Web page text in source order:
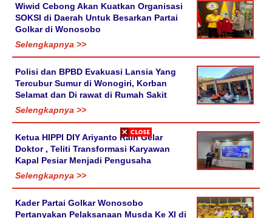
Wiwid Cebong Akan Kuatkan Organisasi
SOKSI di Daerah Untuk Besarkan Partai
Golkar di Wonosobo
Selengkapnya >>
Polisi dan BPBD Evakuasi Lansia Yang
Tercubur Sumur di Wonogiri, Korban
Selamat dan Di rawat di Rumah Sakit
Selengkapnya >>
Ketua HIPPI DIY Ariyanto Raih Gelar
Doktor , Teliti Transformasi Karyawan
Kapal Pesiar Menjadi Pengusaha
Selengkapnya >>
Kader Partai Golkar Wonosobo
Pertanyakan Pelaksanaan Musda Ke XI di